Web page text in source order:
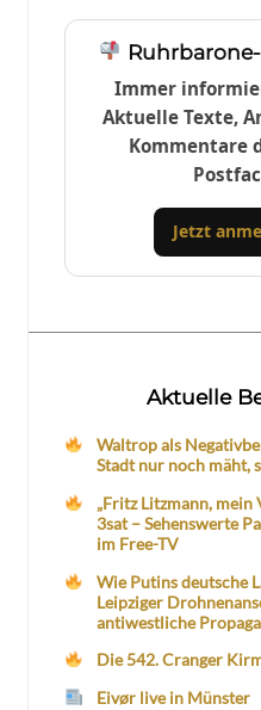
Immer
Aktuelle Texte,
Kommentare
Jetzt
Aktuelle
Waltrop als
Stadt nur noch mäht,
„Fritz Litzmann, mein
3sat – Sehenswerte
im Free-TV
Wie Putins deutsche
Leipziger
antiwestliche
Die 542. Cranger
Eivør live in Münster